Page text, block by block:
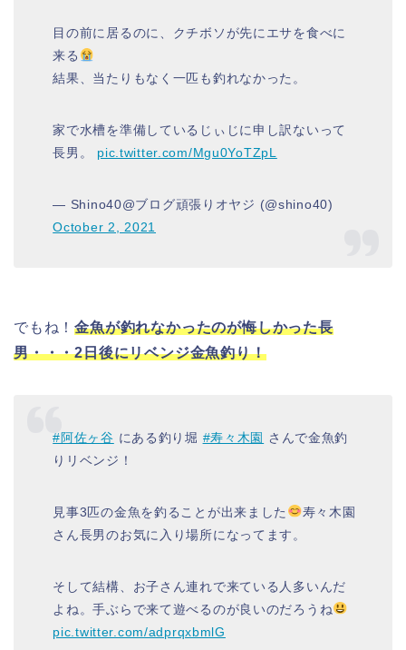
目の前に居るのに、クチボソが先にエサを食べに
来る
結果、当たりもなく一匹も釣れなかった。
家で水槽を準備しているじぃじに申し訳ないって
長男。 pic.twitter.com/Mgu0YoTZpL
— Shino40@ブログ頑張りオヤジ (@shino40)
October 2, 2021
でもね！金魚が釣れなかったのが悔しかった長
男・・・2日後にリベンジ金魚釣り！
#阿佐ヶ谷 にある釣り堀 #寿々木園
さんで金魚釣
りリベンジ！
見事3匹の金魚を釣ることが出来ました
寿々木園
さん長男のお気に入り場所になってます。
そして結構、お子さん連れで来ている人多いんだ
よね。手ぶらで来て遊べるのが良いのだろうね
pic.twitter.com/adprqxbmlG